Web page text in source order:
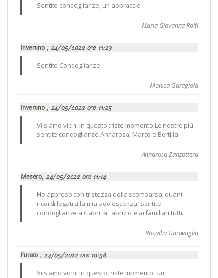
Sentite condoglianze, un abbraccio
Maria Giovanna Rolfi
Inveruno , 24/05/2022 ore 11:29
Sentite Condoglianze.
Monica Garagiola
Inveruno , 24/05/2022 ore 11:25
Vi siamo vicini in questo triste momento Le nostre più
sentite condoglianze Annarosa, Marco e Bertilla
Annarosa Zanzottera
Mesero, 24/05/2022 ore 11:14
Ho appreso con tristezza della scomparsa, quanti
ricordi legati alla mia adolescenza! Sentite
condoglianze a Gabri, a Fabrizio e ai familiari tutti.
Rosalba Garavaglia
Furato , 24/05/2022 ore 10:58
Vi siamo vicini in questo triste momento. Un